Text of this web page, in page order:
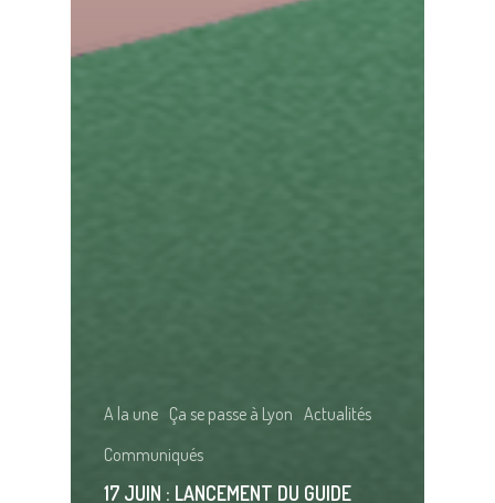
A la une Ça se passe à Lyon Actualités
Communiqués
17 JUIN : LANCEMENT DU GUIDE